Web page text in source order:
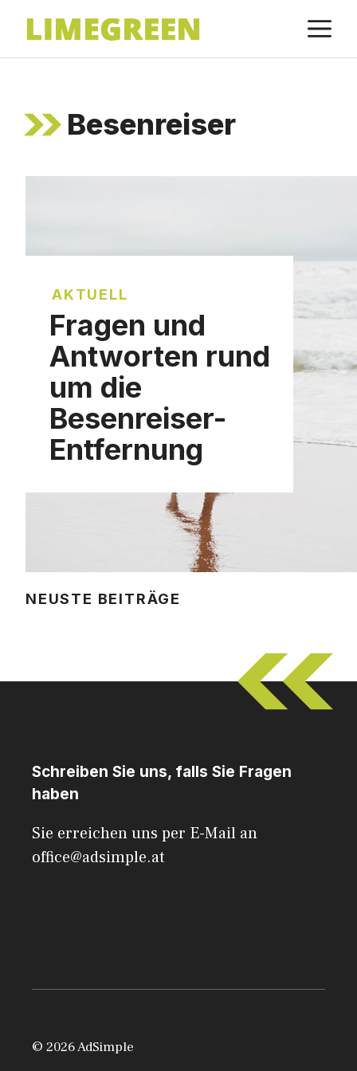
Inhalt
springen
Besenreiser
AKTUELL
Fragen und
Antworten rund
um die
Besenreiser-
Entfernung
NEUSTE BEITRÄGE
Schreiben Sie uns, falls Sie Fragen
haben
Sie erreichen uns per E-Mail an
office@adsimple.at
© 2026 AdSimple